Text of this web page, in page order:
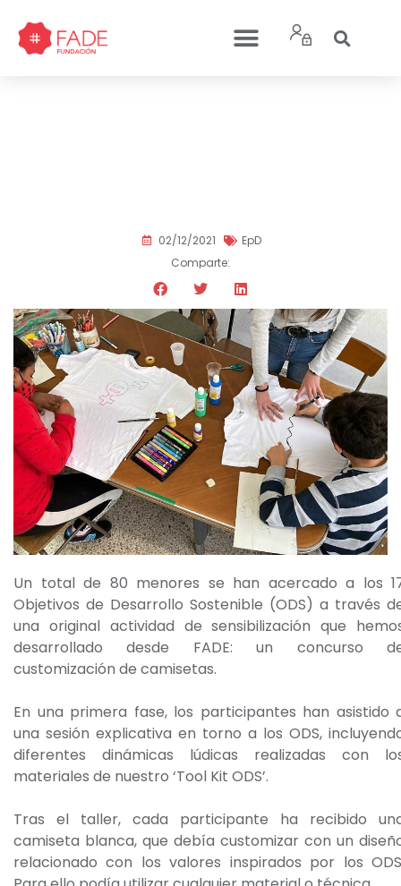
02/12/2021
EpD
Comparte:
Un total de 80 menores se han acercado a los
Objetivos de Desarrollo Sostenible (ODS) a través
una original actividad de sensibilización que
desarrollado desde FADE: un concurso
customización de camisetas.
En una primera fase, los participantes han asistido
una sesión explicativa en torno a los ODS,
diferentes dinámicas lúdicas realizadas con
materiales de nuestro ‘Tool Kit ODS’.
Tras el taller, cada participante ha recibido
camiseta blanca, que debía customizar con un
relacionado con los valores inspirados por los